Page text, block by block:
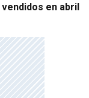
en abril